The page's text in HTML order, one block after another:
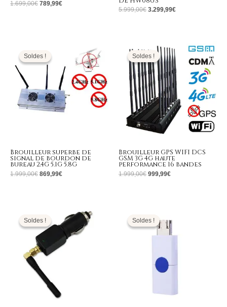
1.699,00€ 789,99€
5.999,00€ 3.299,99€
Soldes !
Soldes !
Brouilleur superbe de
signal de bourdon de
bureau 2.4G 5.1G 5.8G
1.999,00€
initial
était :
1.999,00€.
869,99€
869,99€.
Soldes !
Soldes !
Brouilleur GPS WIFI DCS
GSM 3G 4G haute
performance 16 bandes
1.999,00€
prix
initial
était :
1.999,00€.
999,99€
prix
actuel
est :
999,99€.
Soldes !
Soldes !
initial
était :
139,00€.
actuel
est :
69,99€.
Soldes !
Soldes !
initial
était :
139,00€.
actuel
est :
63,99€.